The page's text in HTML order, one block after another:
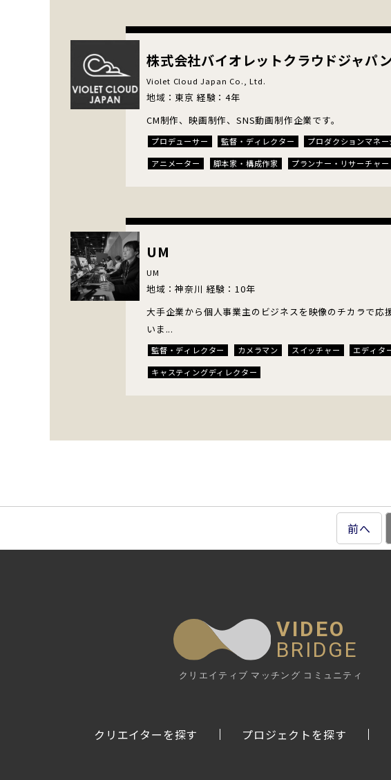
株式会社バイオレットクラウドジャパン
Violet Cloud Japan Co., Ltd.
地域：東京 経験：4年
CM制作、映画制作、SNS動画制作企業です。
プロデューサー 監督・ディレクター
プロダクションマネー
アニメーター
脚本家・構成作家
プランナー・リサーチャー
ロケコーディネーター
カメラマン スイッチャー
エディ
UM
UM
地域：神奈川 経験：10年
大手企業から個人事業主のビジネスを映像のチカラで応
いま...
監督・ディレクター カメラマン スイッチャー
エディタ
キャスティングディレクター
前へ
VIDEO
BRIDGE
クリエイティブ マッチング コミュニティ
クリエイターを探す プロジェクトを探す